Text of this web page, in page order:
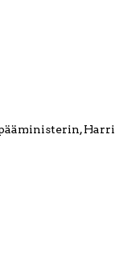
Harri